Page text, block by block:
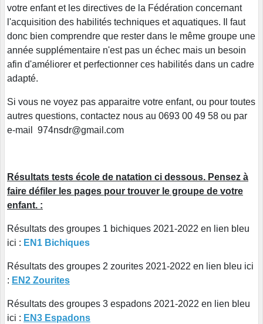
votre enfant et les directives de la Fédération concernant
l'acquisition des habilités techniques et aquatiques. Il faut
donc bien comprendre que rester dans le même groupe une
année supplémentaire n'est pas un échec mais un besoin
afin d'améliorer et perfectionner ces habilités dans un cadre
adapté.
Si vous ne voyez pas apparaitre votre enfant, ou pour toutes
autres questions, contactez nous au 0693 00 49 58 ou par
e-mail 974nsdr@gmail.com
Résultats tests école de natation ci dessous. Pensez à
faire défiler les pages pour trouver le groupe de votre
enfant. :
Résultats des groupes 1 bichiques 2021-2022 en lien bleu
ici : EN1 Bichiques
Résultats des groupes 2 zourites 2021-2022 en lien bleu ici
: EN2 Zourites
Résultats des groupes 3 espadons 2021-2022 en lien bleu
ici : EN3 Espadons